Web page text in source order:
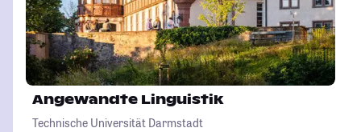
Angewandte Linguistik
Technische Universität Darmstadt